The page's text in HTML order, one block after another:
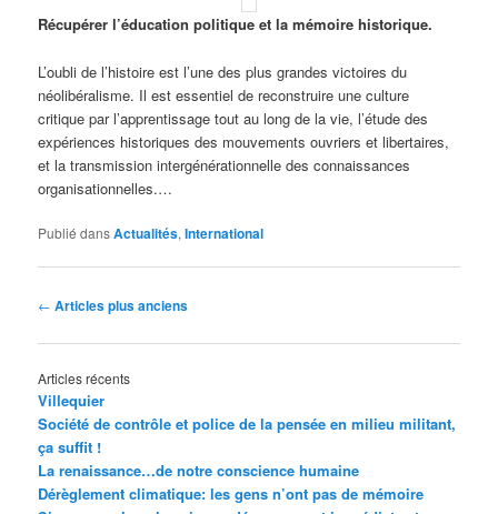
Récupérer l’éducation politique et la mémoire historique.
L’oubli de l’histoire est l’une des plus grandes victoires du
néolibéralisme. Il est essentiel de reconstruire une culture
critique par l’apprentissage tout au long de la vie, l’étude des
expériences historiques des mouvements ouvriers et libertaires,
et la transmission intergénérationnelle des connaissances
organisationnelles.…
Publié dansActualités,International
Navigation
articles
← Articles plus anciens
Articles récents
Villequier
Société de contrôle et police de la pensée en milieu militant,
ça suffit !
La renaissance…de notre conscience humaine
Dérèglement climatique: les gens n’ont pas de mémoire